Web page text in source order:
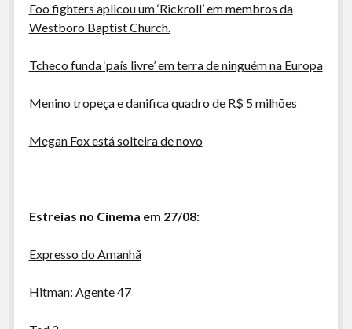
Foo fighters aplicou um ‘Rickroll’ em membros da
Westboro Baptist Church.
Tcheco funda ‘país livre’ em terra de ninguém na Europa
Menino tropeça e danifica quadro de R$ 5 milhões
Megan Fox está solteira de novo
Estreias no Cinema em 27/08:
Expresso do Amanhã
Hitman: Agente 47